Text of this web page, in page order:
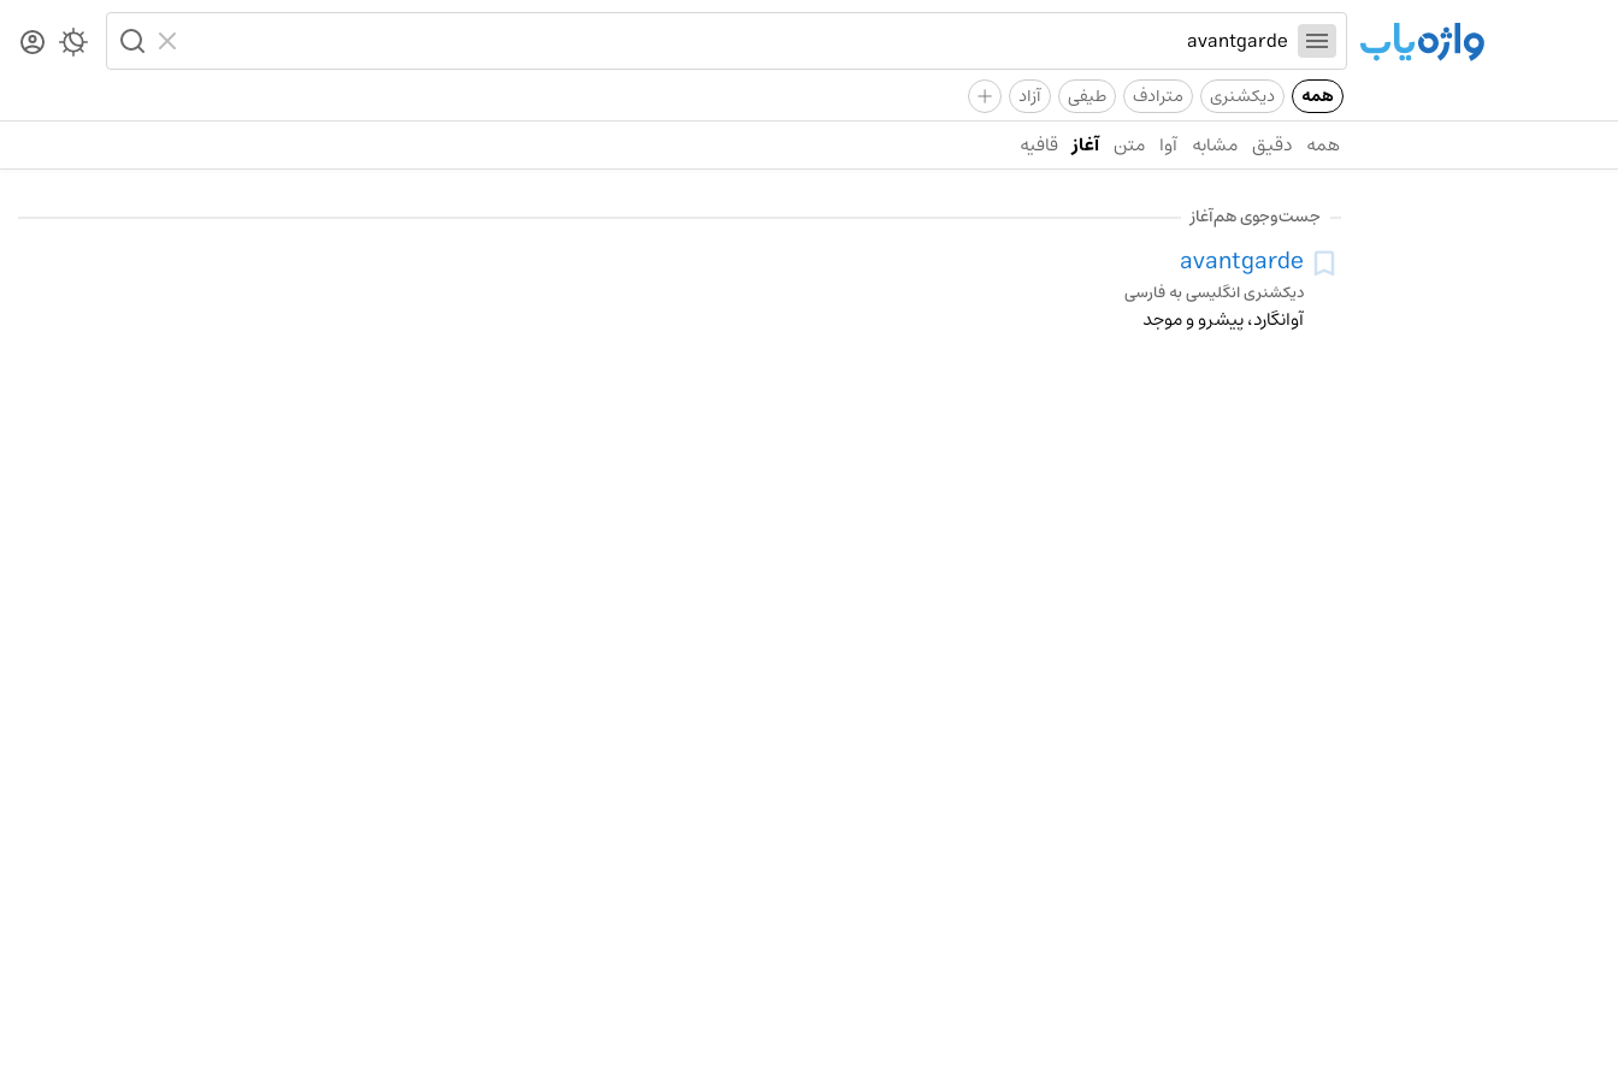
همه دیکشنری مترادف طیفی آزاد +
همه دقیق مشابه آوا متن آغاز قافیه
جست‌وجوی هم‌آغاز
avantgarde
دیکشنری انگلیسی به فارسی
آوانگارد، پیشرو و موجد